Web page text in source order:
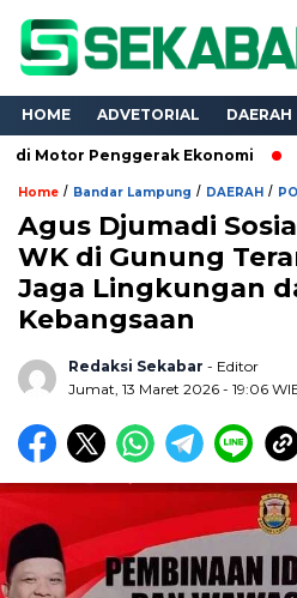
HOME ADVETORIAL DAERAH
Ekonomi Proyek
Home / Bandar Lampung / DAERAH /
Agus Djumadi
WK di Gunung
Jaga Lingkungan
Kebangsaan
Redaksi Sekabar - Editor
Jumat, 13 Maret 2026 - 19:06